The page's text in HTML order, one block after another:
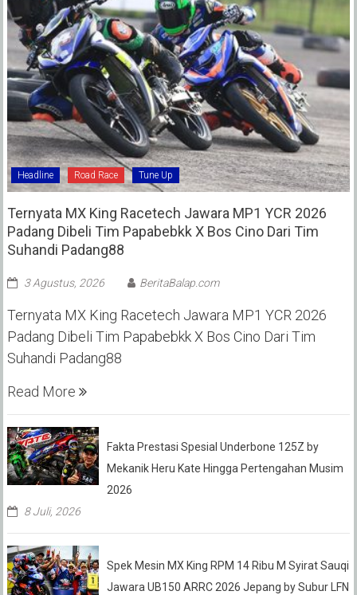
Headline Road Race Tune Up
Ternyata MX King Racetech Jawara MP1 YCR 2026
Padang Dibeli Tim Papabebkk X Bos Cino Dari Tim
Suhandi Padang88
3 Agustus, 2026 BeritaBalap.com
Ternyata MX King Racetech Jawara MP1 YCR 2026
Padang Dibeli Tim Papabebkk X Bos Cino Dari Tim
Suhandi Padang88
Read More
Fakta Prestasi Spesial Underbone 125Z by
Mekanik Heru Kate Hingga Pertengahan Musim
2026
8 Juli, 2026
Spek Mesin MX King RPM 14 Ribu M Syirat Sauqi
Jawara UB150 ARRC 2026 Jepang by Subur LFN